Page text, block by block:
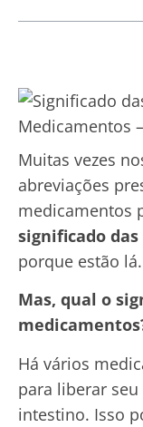
Muitas vezes
abreviações
medicamentos
significado
porque estão lá.
Mas, qual o
Há vários
para liberar
intestino. Isso